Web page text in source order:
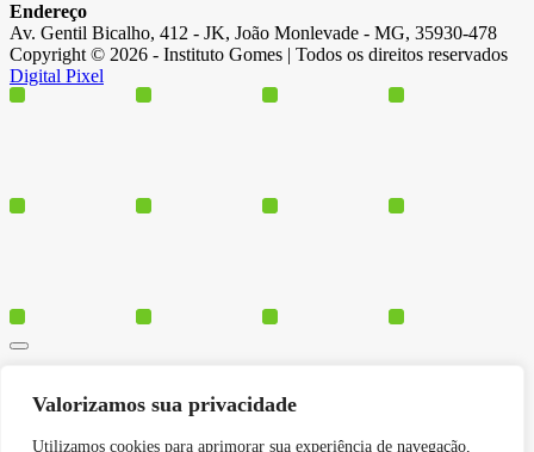
Valorizamos sua privacidade
Utilizamos cookies para aprimorar sua experiência de navegação,
Endereço
Av. Gentil Bicalho, 412 - JK, João Monlevade - MG, 35930-478
Copyright © 2026 - Instituto Gomes | Todos os direitos reservados
Digital Pixel
Polos